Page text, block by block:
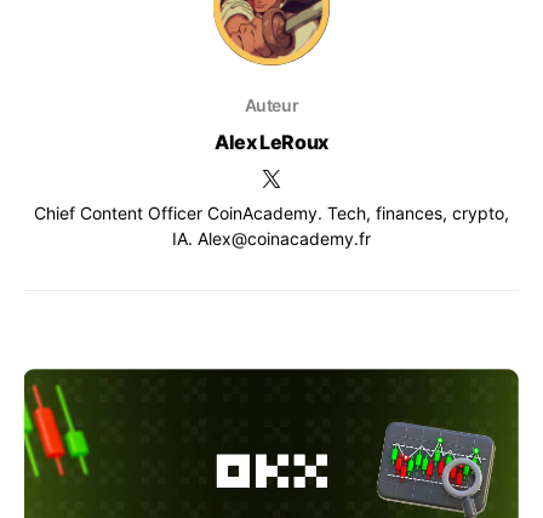
Auteur
Alex LeRoux
Chief Content Officer CoinAcademy. Tech, finances, crypto,
IA. Alex@coinacademy.fr